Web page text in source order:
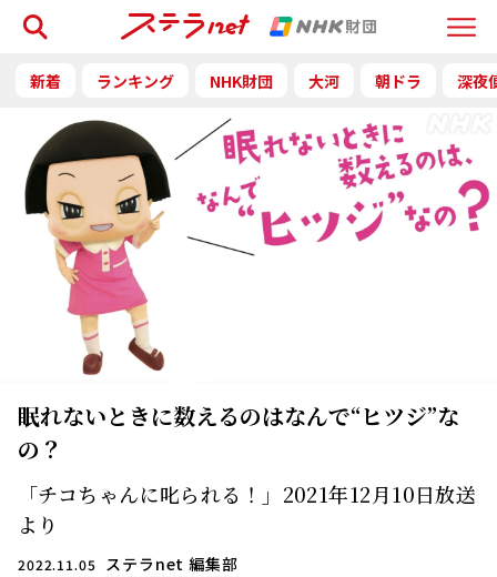
Menu
検索
新着 ランキング NHK財団 大河 朝ドラ 深夜
眠れないときに数えるのはなんで“ヒツジ”な
の？
「チコちゃんに叱られる！」2021年12月10日放送
より
2022.11.05 ステラnet 編集部